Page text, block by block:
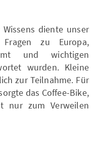
diente unser
zu Europa,
und wichtigen
wurden. Kleine
zur Teilnahme. Für
das Coffee-Bike,
nur zum Verweilen